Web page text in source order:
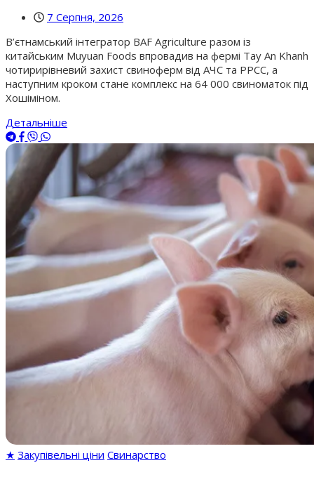
7 Серпня, 2026
В’єтнамський інтегратор BAF Agriculture разом із
китайським Muyuan Foods впровадив на фермі Tay An Khanh
чотирирівневий захист свиноферм від АЧС та РРСС, а
наступним кроком стане комплекс на 64 000 свиноматок під
Хошіміном.
Детальніше
★ Закупівельні ціни Свинарство